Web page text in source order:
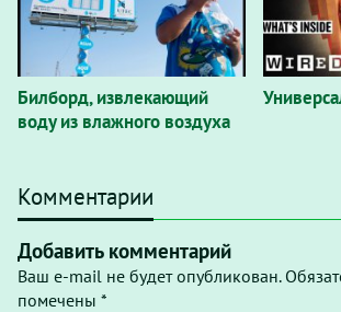
Билборд, извлекающий
воду из влажного воздуха
Комментарии
Добавить комментарий
Ваш e-mail не будет опубликован.
помечены *